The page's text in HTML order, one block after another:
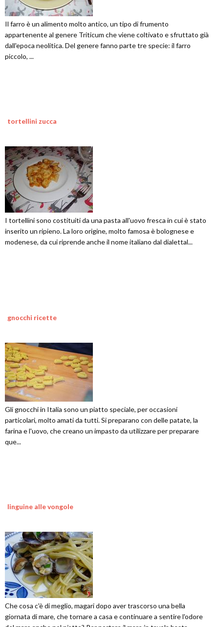
Il farro è un alimento molto antico, un tipo di frumento
appartenente al genere Triticum che viene coltivato e sfruttato già
dall'epoca neolitica. Del genere fanno parte tre specie: il farro
piccolo, ...
tortellini zucca
I tortellini sono costituiti da una pasta all'uovo fresca in cui è stato
inserito un ripieno. La loro origine, molto famosa è bolognese e
modenese, da cui riprende anche il nome italiano dal dialettal...
gnocchi ricette
Gli gnocchi in Italia sono un piatto speciale, per occasioni
particolari, molto amati da tutti. Si preparano con delle patate, la
farina e l'uovo, che creano un impasto da utilizzare per preparare
que...
linguine alle vongole
Che cosa c'è di meglio, magari dopo aver trascorso una bella
giornata di mare, che tornare a casa e continuare a sentire l'odore